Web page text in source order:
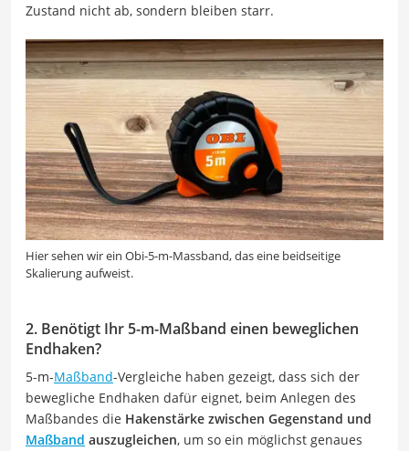
Zustand nicht ab, sondern bleiben starr.
Hier sehen wir ein Obi-5-m-Massband, das eine beidseitige
Skalierung aufweist.
2. Benötigt Ihr 5-m-Maßband einen beweglichen
Endhaken?
5-m-Maßband-Vergleiche haben gezeigt, dass sich der
bewegliche Endhaken dafür eignet, beim Anlegen des
Maßbandes die Hakenstärke zwischen Gegenstand und
Maßband auszugleichen, um so ein möglichst genaues